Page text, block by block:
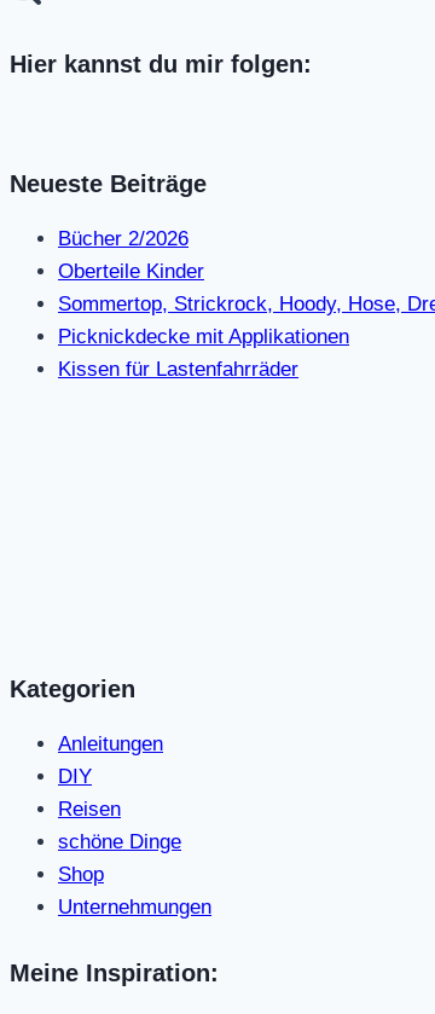
Hier kannst du mir folgen:
Neueste Beiträge
Bücher 2/2026
Oberteile Kinder
Sommertop, Strickrock, Hoody, Hose,
Picknickdecke mit Applikationen
Kissen für Lastenfahrräder
Kategorien
Anleitungen
DIY
Reisen
schöne Dinge
Shop
Unternehmungen
Meine Inspiration: